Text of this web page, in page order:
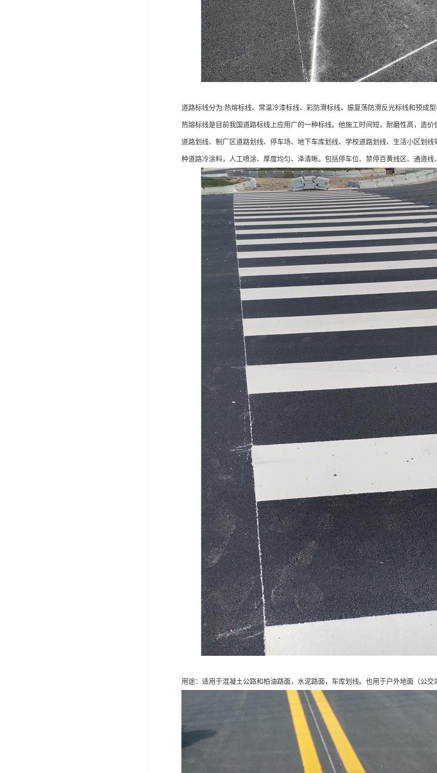
道路标线分为:热熔标线、常温冷漆标线、彩防滑标线、振复荡防滑反光标线和预成
热熔标线是目前我国道路标线上应用广的一种标线。他施工时间短，耐磨性高，造价
道路划线、制厂区道路划线、停车场、地下车库划线、学校道路划线、生活小区划
种道路冷涂料，人工喷涂、厚度均匀、泽清晰。包括停车位、禁停百黄线区、通道线
用途：适用于混凝土公路和柏油路面，水泥路面，车库划线。也用于户外地面（公